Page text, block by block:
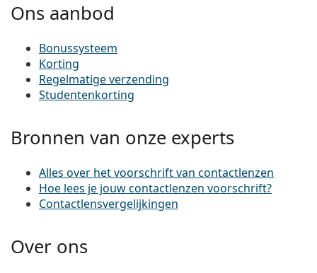
Ons aanbod
Bonussysteem
Korting
Regelmatige verzending
Studentenkorting
Bronnen van onze experts
Alles over het voorschrift van contactlenzen
Hoe lees je jouw contactlenzen voorschrift?
Contactlensvergelijkingen
Over ons